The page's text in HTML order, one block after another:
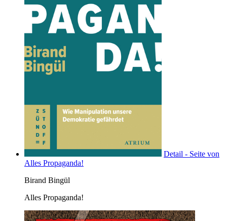
Detail - Seite von
Alles Propaganda!
Birand Bingül
Alles Propaganda!